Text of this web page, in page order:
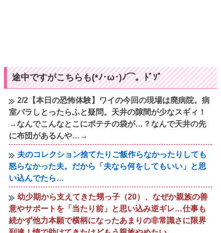
途中ですがこちらも(*ﾉ･ω･)ﾉ⌒。ﾄﾞｿﾞ
2/2【本日の恐怖体験】ワイの今回の現場は廃病院。病
室バラしとったらふと疑問。天井の隙間が少なスギィ！
→なんでこんなとこにポテチの袋が…？なんで天井の先
に布団があるんや…→
夫のコレクション捨てたりご飯作らなかったりしても
怒らなかった夫。だから「夫なら何をしてもいい」と思
い込んでたら…
幼少期から支えてきた甥っ子（20）、なぜか親族の善
意やサポートを「当たり前」と思い込み逆ギレ…仕事も
続かず他力本願で横柄になったあまりの非常識さに限界